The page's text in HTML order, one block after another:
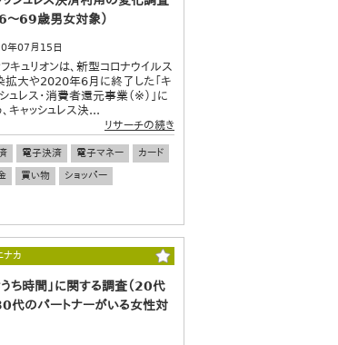
～69歳男女対象）
年07月15日
キュリオンは、新型コロナウイルス
拡大や2020年6月に終了した「キ
ュレス・消費者還元事業（※）」に
キャッシュレス決...
リサーチの続き
電子決済 電子マネー
カード
買い物 ショッパー
ナカ
うち時間」に関する調査（20代
代のパートナーがいる女性対